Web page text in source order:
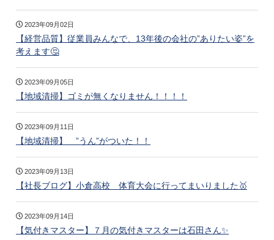
2023年09月02日
【経営品質】従業員みんなで、13年後の会社の”ありたい姿”を
考えます🤔
2023年09月05日
【地域清掃】ゴミが無くなりません！！！！
2023年09月11日
【地域清掃】 ”うん”がついた！！
2023年09月13日
【社長ブログ】小倉高校 体育大会に行ってまいりました🥇
2023年09月14日
【気付きマスター】７月の気付きマスターは石田さん✨